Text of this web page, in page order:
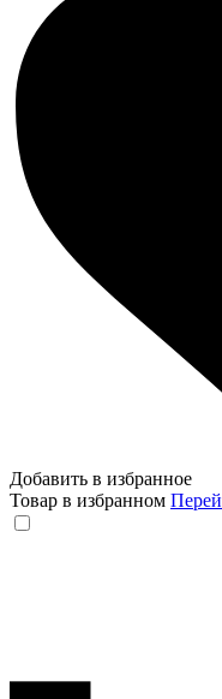
Добавить в избранное
Товар в избранном